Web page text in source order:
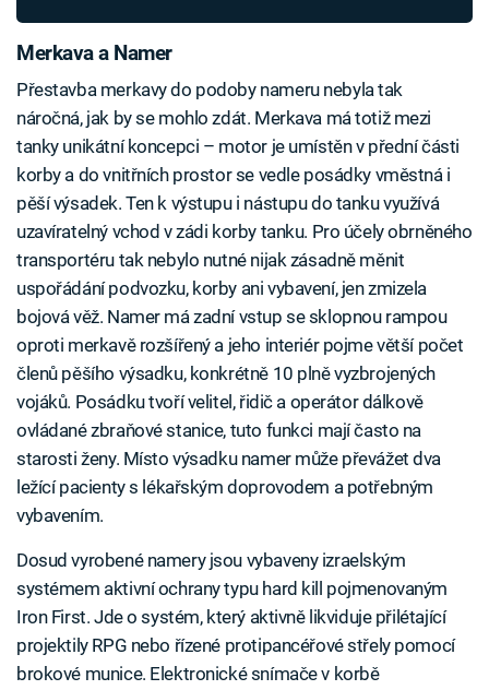
Merkava a Namer
Přestavba merkavy do podoby nameru nebyla tak
náročná, jak by se mohlo zdát. Merkava má totiž mezi
tanky unikátní koncepci – motor je umístěn v přední části
korby a do vnitřních prostor se vedle posádky vměstná i
pěší výsadek. Ten k výstupu i nástupu do tanku využívá
uzavíratelný vchod v zádi korby tanku. Pro účely obrněného
transportéru tak nebylo nutné nijak zásadně měnit
uspořádání podvozku, korby ani vybavení, jen zmizela
bojová věž. Namer má zadní vstup se sklopnou rampou
oproti merkavě rozšířený a jeho interiér pojme větší počet
členů pěšího výsadku, konkrétně 10 plně vyzbrojených
vojáků. Posádku tvoří velitel, řidič a operátor dálkově
ovládané zbraňové stanice, tuto funkci mají často na
starosti ženy. Místo výsadku namer může převážet dva
ležící pacienty s lékařským doprovodem a potřebným
vybavením.
Dosud vyrobené namery jsou vybaveny izraelským
systémem aktivní ochrany typu hard kill pojmenovaným
Iron First. Jde o systém, který aktivně likviduje přilétající
projektily RPG nebo řízené protipancéřové střely pomocí
brokové munice. Elektronické snímače v korbě